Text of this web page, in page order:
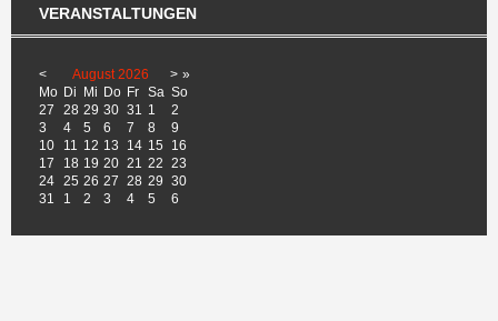
VERANSTALTUNGEN
< August 2026 > »
Mo Di Mi Do Fr Sa So
27
28 29 30 31 1
2
3
4 5 6 7 8
9
10
11 12 13 14 15
16
17
18 19 20 21 22 23
24 25 26 27 28 29 30
31
1 2 3 4 5 6